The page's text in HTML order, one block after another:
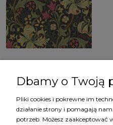
William Morris tapeta 216854
Dbamy o Twoją
Pliki cookies i pokrewne im
działanie strony i pomagają
potrzeb. Możesz zaakceptować